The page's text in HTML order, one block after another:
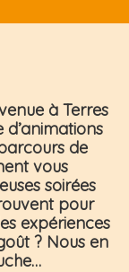
à Terres
d’animations
de
vous
soirées
pour
expériences
? Nous en